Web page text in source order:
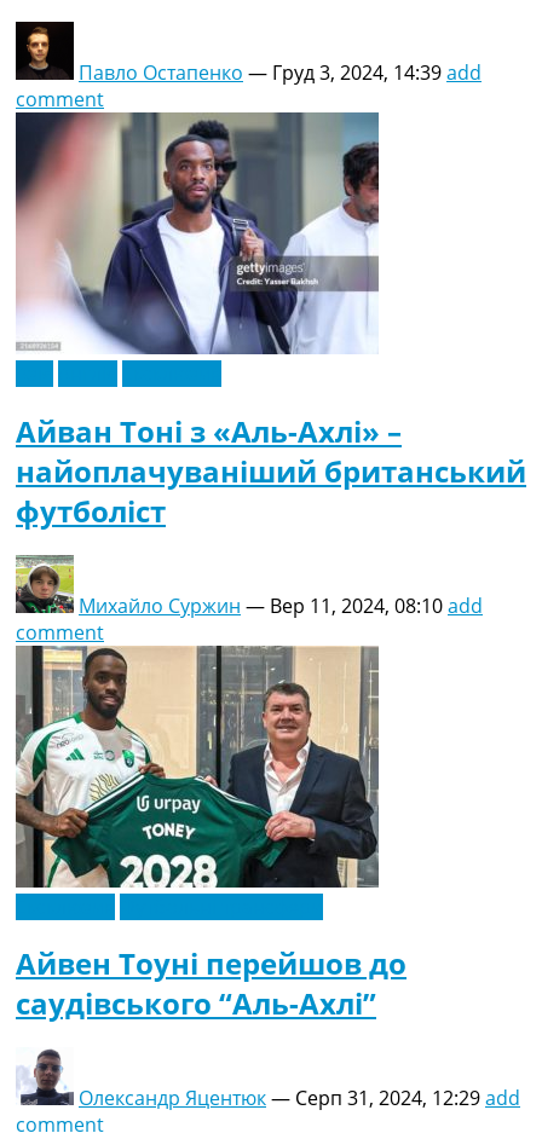
Павло Остапенко — Груд 3, 2024, 14:39add
comment
Айван Тоні з «Аль-Ахлі» –
найоплачуваніший британський
футболіст
Михайло Суржин — Вер 11, 2024, 08:10add
comment
Айвен Тоуні перейшов до
саудівського “Аль-Ахлі”
Олександр Яцентюк— Серп 31, 2024, 12:29add
comment